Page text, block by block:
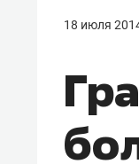
18 июля